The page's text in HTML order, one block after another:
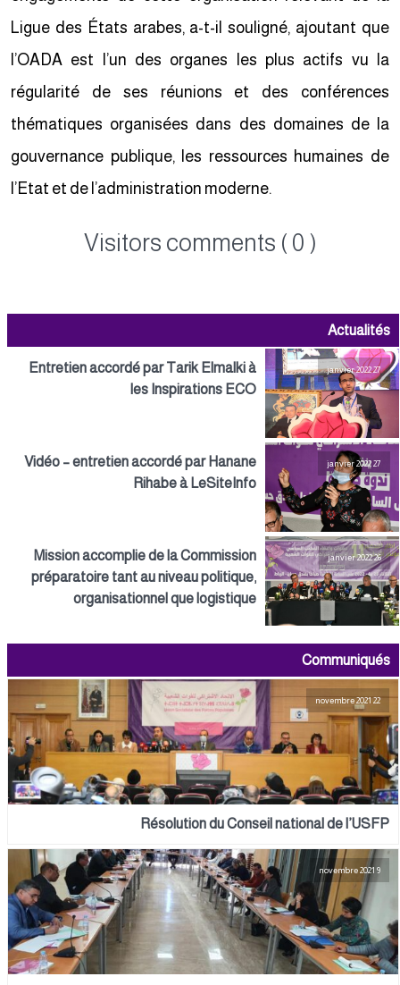
Ligue des États arabes, a-t-il souligné, ajoutant que
l’OADA est l’un des organes les plus actifs vu la
régularité de ses réunions et des conférences
thématiques organisées dans des domaines de la
gouvernance publique, les ressources humaines de
l’Etat et de l’administration moderne.
Visitors comments ( 0 )
Actualités
27 janvier 2022
Entretien accordé par Tarik Elmalki à
les Inspirations ECO
27 janvier 2022
Vidéo – entretien accordé par Hanane
Rihabe à LeSiteInfo
26 janvier 2022
Mission accomplie de la Commission
préparatoire tant au niveau politique,
organisationnel que logistique
Communiqués
22 novembre 2021
Résolution du Conseil national de l’USFP